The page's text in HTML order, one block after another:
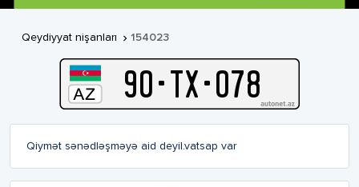
Qeydiyyat nişanları  154023
90-TX-078
Qiymət sənədləşməyə aid deyil.vatsap var